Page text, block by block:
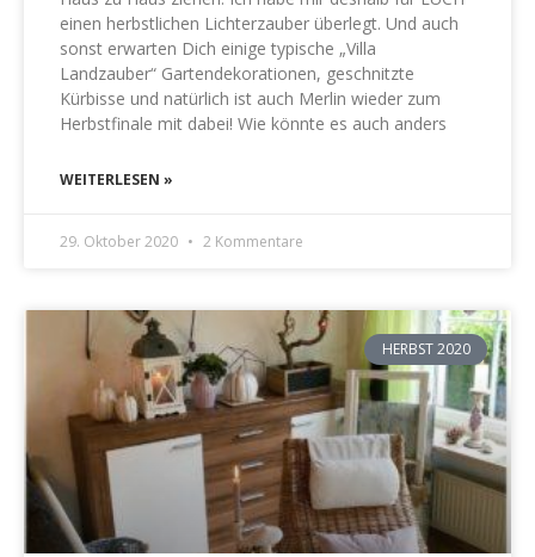
einen herbstlichen Lichterzauber überlegt. Und auch
sonst erwarten Dich einige typische „Villa
Landzauber“ Gartendekorationen, geschnitzte
Kürbisse und natürlich ist auch Merlin wieder zum
Herbstfinale mit dabei! Wie könnte es auch anders
WEITERLESEN »
29. Oktober 2020 2 Kommentare
HERBST 2020